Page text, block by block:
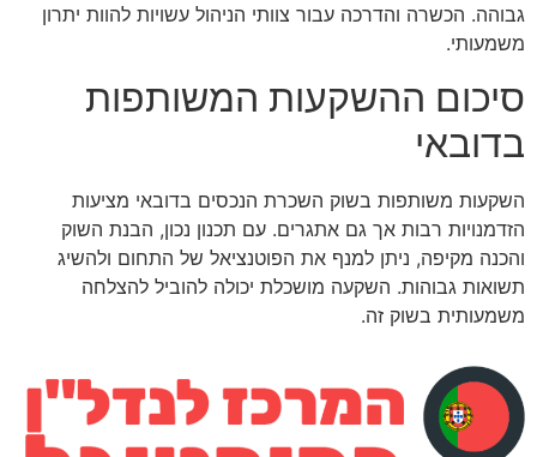
גבוהה. הכשרה והדרכה עבור צוותי הניהול עשויות להוות יתרון
משמעותי.
סיכום ההשקעות המשותפות
בדובאי
השקעות משותפות בשוק השכרת הנכסים בדובאי מציעות
הזדמנויות רבות אך גם אתגרים. עם תכנון נכון, הבנת השוק
והכנה מקיפה, ניתן למנף את הפוטנציאל של התחום ולהשיג
תשואות גבוהות. השקעה מושכלת יכולה להוביל להצלחה
משמעותית בשוק זה.